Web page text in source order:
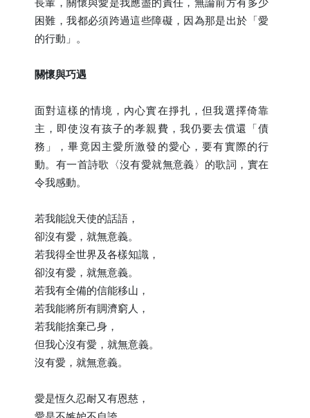
長輩，關懷與愛是我應盡的責任，無論前方有多少
困難，我都必須跨過這些障礙，因為那是出於「愛
的行動」。
關懷與巧遇
面對這樣的情境，內心實在掙扎，但我選擇倚靠
主，即使沒有孩子的孝親費，我仍要去償還「債
務」，畢竟因主愛所激發的愛心，要有實際的行
動。有一首詩歌〈沒有愛就無意義〉的歌詞，實在
令我感動。
若我能說天使的話語，
卻沒有愛，就無意義。
若我得全世界及各樣知識，
卻沒有愛，就無意義。
若我有全備的信能移山，
若我能將所有賙濟窮人，
若我能捨棄己身，
但我心沒有愛，就無意義。
沒有愛，就無意義。
愛是恆久忍耐又有恩慈，